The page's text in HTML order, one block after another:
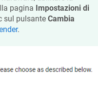
pagina Impostazioni di
sul pulsante Cambia
.